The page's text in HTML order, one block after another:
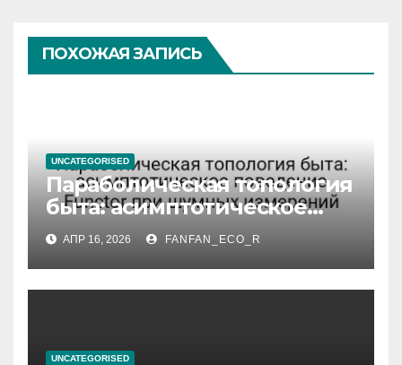
ПОХОЖАЯ ЗАПИСЬ
UNCATEGORISED
Параболическая топология
быта: асимптотическое
поведение Functor при
шумных измерений
АПР 16, 2026 FANFAN_ECO_R
UNCATEGORISED